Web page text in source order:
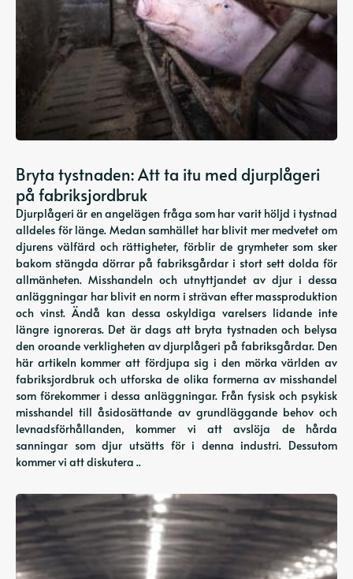
Bryta tystnaden: Att ta itu med djurplågeri
på fabriksjordbruk
Djurplågeri är en angelägen fråga som har varit höljd i tystnad
alldeles för länge. Medan samhället har blivit mer medvetet om
djurens välfärd och rättigheter, förblir de grymheter som sker
bakom stängda dörrar på fabriksgårdar i stort sett dolda för
allmänheten. Misshandeln och utnyttjandet av djur i dessa
anläggningar har blivit en norm i strävan efter massproduktion
och vinst. Ändå kan dessa oskyldiga varelsers lidande inte
längre ignoreras. Det är dags att bryta tystnaden och belysa
den oroande verkligheten av djurplågeri på fabriksgårdar. Den
här artikeln kommer att fördjupa sig i den mörka världen av
fabriksjordbruk och utforska de olika formerna av misshandel
som förekommer i dessa anläggningar. Från fysisk och psykisk
misshandel till åsidosättande av grundläggande behov och
levnadsförhållanden, kommer vi att avslöja de hårda
sanningar som djur utsätts för i denna industri. Dessutom
kommer vi att diskutera ..